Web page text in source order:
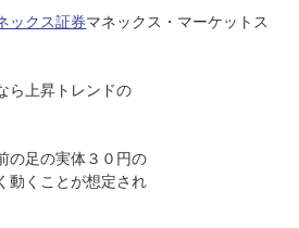
ックス証券マネックス・マーケットス
ら上昇トレンドの
の足の実体３０円の
動くことが想定され